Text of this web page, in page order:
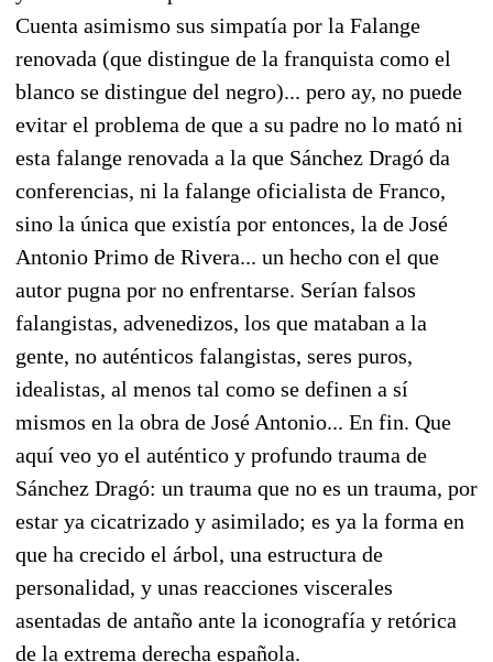
Cuenta asimismo sus simpatía por la Falange
renovada (que distingue de la franquista como el
blanco se distingue del negro)... pero ay, no puede
evitar el problema de que a su padre no lo mató ni
esta falange renovada a la que Sánchez Dragó da
conferencias, ni la falange oficialista de Franco,
sino la única que existía por entonces, la de José
Antonio Primo de Rivera... un hecho con el que
autor pugna por no enfrentarse. Serían falsos
falangistas, advenedizos, los que mataban a la
gente, no auténticos falangistas, seres puros,
idealistas, al menos tal como se definen a sí
mismos en la obra de José Antonio... En fin. Que
aquí veo yo el auténtico y profundo trauma de
Sánchez Dragó: un trauma que no es un trauma, por
estar ya cicatrizado y asimilado; es ya la forma en
que ha crecido el árbol, una estructura de
personalidad, y unas reacciones viscerales
asentadas de antaño ante la iconografía y retórica
de la extrema derecha española.